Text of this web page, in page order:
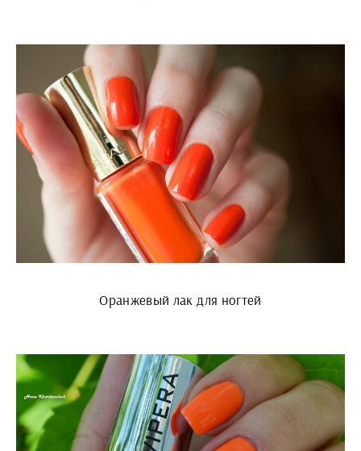
Оранжевый лак для ногтей